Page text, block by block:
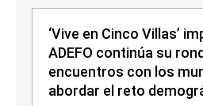
‘Vive en Cinco Villas’
ADEFO continúa su
encuentros con los
abordar el reto